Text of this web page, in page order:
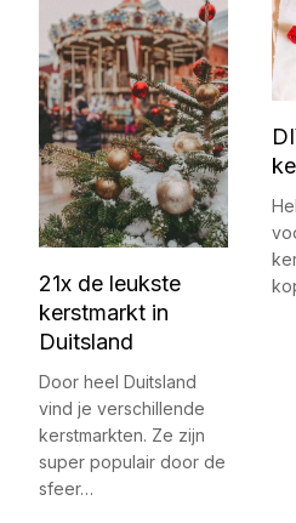
21x de leukste
kerstmarkt in
Duitsland
Door heel Duitsland
vind je verschillende
kerstmarkten. Ze zijn
super populair door de
sfeer…